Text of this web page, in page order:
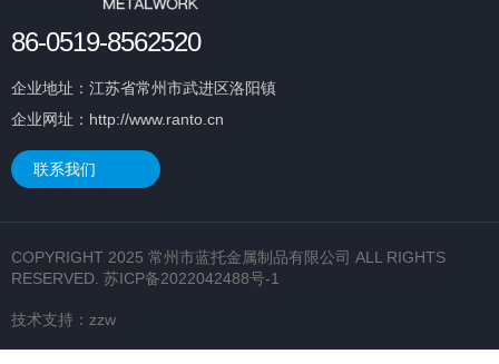
86-0519-8562520
企业地址：江苏省常州市武进区洛阳镇
企业网址：http://www.ranto.cn
联系我们
COPYRIGHT 2025 常州市蓝托金属制品有限公司 ALL RIGHTS
RESERVED. 苏ICP备2022042488号-1
技术支持： zzw